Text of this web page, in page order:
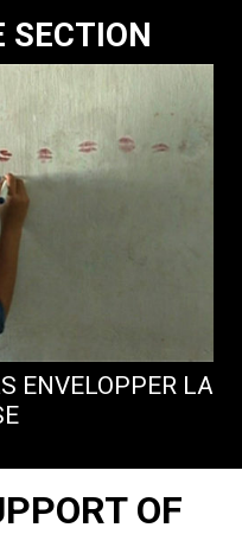
SECTION
ENVELOPPER LA
OF